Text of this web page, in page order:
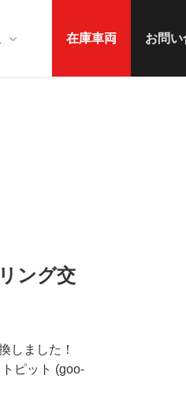
在庫車両 お問
ング交
しました！
ピット (goo-